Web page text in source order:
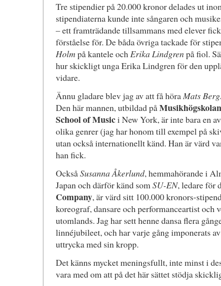
Tre stipendier på 20.000 kronor delades ut
stipendiaterna kunde inte sångaren och
– ett framträdande tillsammans med elever
förståelse för. De båda övriga tackade för
Holmpå kantele ochErika Lindgrenpå fiol.
hur skickligt unga Erika Lindgren för den
vidare.
Ännu gladare blev jag av att få höraMats
Den här mannen, utbildad påMusikhögskolan
School of Musici New York, är inte bara en
olika genrer (jag har honom till exempel på
utan också internationellt känd. Han är värd
han fick.
OcksåSusanna Åkerlund, hemmahörande i
Japan och därför känd somSU-EN, ledare för
Company, är värd sitt 100.000 kronors-
koreograf, dansare och performanceartist och
utomlands. Jag har sett henne dansa flera
linnéjubileet, och har varje gång imponerats
uttrycka med sin kropp.
Det känns mycket meningsfullt, inte minst i
vara med om att på det här sättet stödja